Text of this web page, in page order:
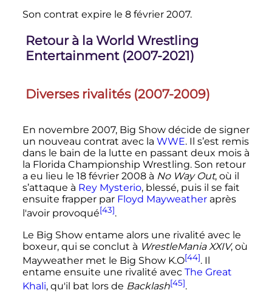
Son contrat expire le 8 février 2007.
Retour à la World Wrestling
Entertainment (2007-2021)
Diverses rivalités (2007-2009)
En novembre 2007, Big Show décide de signer
un nouveau contrat avec la WWE. Il s’est remis
dans le bain de la lutte en passant deux mois à
la Florida Championship Wrestling. Son retour
a eu lieu le 18 février 2008à No Way Out, où il
s’attaque à Rey Mysterio, blessé, puis il se fait
ensuite frapper par Floyd Mayweatheraprès
l'avoir provoqué[43].
Le Big Show entame alors une rivalité avec le
boxeur, qui se conclut à WrestleMania XXIV, où
Mayweather met le Big Show K.O[44]. Il
entame ensuite une rivalité avec The Great
Khali, qu'il bat lors de Backlash[45].